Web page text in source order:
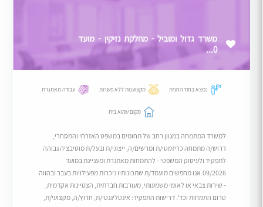
משרד גדול ומוביל - מחלקת נזיקין - מועד
0...
נמצא בחוד החנית מקצוענות ללא פשרות עבודה מאתגרת
מקום שהוא בית
למשרד המתמחה במגוון רחב של תחומים במשפט האזרחי והמסחרי,
דרוש/ה מתמחה כריזמטי/ת ומרשים/ה, ייצוגי/ת ובעל/ת מוטיבציה גבוהה
לתפקיד ולעיסוק המשפטי - להתמחות מאתגרת ומעניינת במועד
09/2026.אנו מחפשים מועמד/ת שתכונותיו ניכרות מפעילויות בעבר ובהווה
- שירות צבאי או לאומי משמעותי, מעורבות חברתית, הצטיינות אקדמית,
טרום התמחות וכד'. דרישות התפקיד: אינטליגנטי/ת, חרוץ/ה, מקצועי/ת,